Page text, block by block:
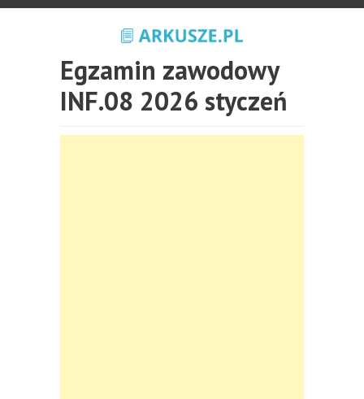
Egzamin zawodowy
INF.08 2026 styczeń